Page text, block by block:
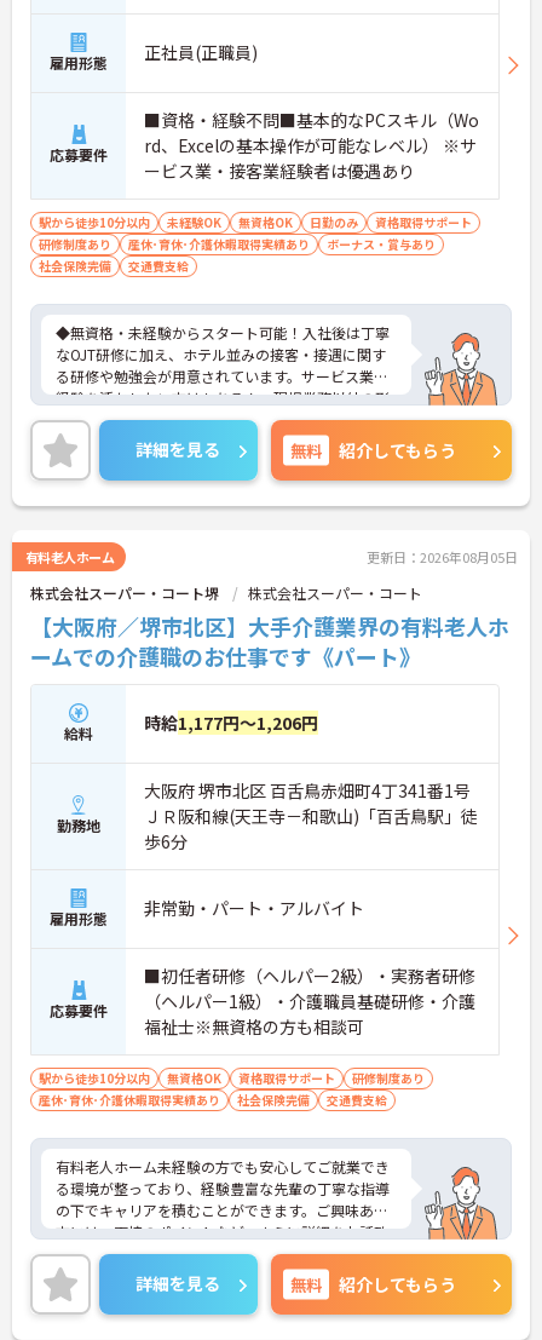
雇用形態 正社員(正職員)
応募要件
■資格・経験不問■基本的なPCスキル（Wo
rd、Excelの基本操作が可能なレベル） ※サ
ービス業・接客業経験者は優遇あり
駅から徒歩10分以内 未経験OK 無資格OK 日勤のみ
資格取得サポート
研修制度あり
産休･育休･介護休暇取得実績あり
ボーナス・賞与あり
社会保険完備
交通費支給
◆無資格・未経験からスタート可能！入社後は丁寧
なOJT研修に加え、ホテル並みの接客・接遇に関す
る研修や勉強会が用意されています。サービス業の
経験を活かしたい方はもちろん、現場業務以外の形
で医療・介護業界に携わりたい方にも安心のサポー
ト体制です。
◆受付やご家族の案内といった基本業務にとどまら
ず、ご入居者様向けのイベント企画・運営や、写
真・動画を使ったSNSの更新などもお任せします。
顔を引き出せるお仕事です
◆「接客・接遇手当（最大月3万円）」や「ケアマ
イスター手当（最大月2万円）」のほか、資格取得
支援制度も完備。働きながら確かなキャリアと収入
アップを目指せる環境が整っています。
詳細を見る 無料 紹介してもらう
有料老人ホーム 更新日：2026年08月05日
株式会社スーパー・コート堺 株式会社スーパー・コート
【大阪府／堺市北区】大手介護業界の有料老人ホ
ームでの介護職のお仕事です《パート》
給料 時給1,177円～1,206円
勤務地
大阪府 堺市北区 百舌鳥赤畑町4丁341番1号
ＪＲ阪和線(天王寺－和歌山)「百舌鳥駅」徒
歩6分
雇用形態 非常勤・パート・アルバイト
応募要件
■初任者研修（ヘルパー2級）・実務者研修
（ヘルパー1級）・介護職員基礎研修・介護
福祉士※無資格の方も相談可
駅から徒歩10分以内 無資格OK 資格取得サポート
研修制度あり
産休･育休･介護休暇取得実績あり
社会保険完備 交通費支給
有料老人ホーム未経験の方でも安心してご就業でき
る環境が整っており、経験豊富な先輩の丁寧な指導
の下でキャリアを積むことができます。ご興味ある
方には、面接のポイントなど、さらに詳細をお話致
しますのでお気軽にご相談ください。
詳細を見る 無料 紹介してもらう